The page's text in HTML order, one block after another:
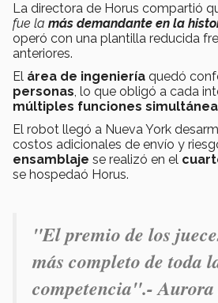
La directora de Horus compartió
fue la más demandante en la
operó con una plantilla reducida
anteriores.
El área de ingeniería quedó
personas, lo que obligó a cada
múltiples funciones
El robot llegó a Nueva York
costos adicionales de envío y
ensamblaje se realizó en el
se hospedaó Horus.
"El premio de los
más completo de toda
competencia".- Aurora